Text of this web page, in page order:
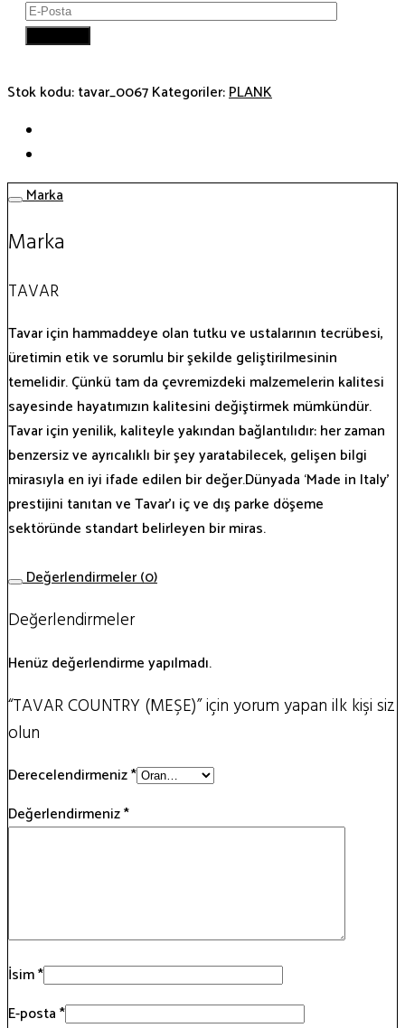
Stok kodu:tavar_0067Kategoriler:PLANK
Marka
Marka
TAVAR
Tavar için hammaddeye olan tutku ve ustalarının tecrübesi,
üretimin etik ve sorumlu bir şekilde geliştirilmesinin
temelidir. Çünkü tam da çevremizdeki malzemelerin kalitesi
sayesinde hayatımızın kalitesini değiştirmek mümkündür.
Tavar için yenilik, kaliteyle yakından bağlantılıdır: her zaman
benzersiz ve ayrıcalıklı bir şey yaratabilecek, gelişen bilgi
mirasıyla en iyi ifade edilen bir değer.Dünyada ‘Made in Italy’
prestijini tanıtan ve Tavar’ı iç ve dış parke döşeme
sektöründe standart belirleyen bir miras.
Değerlendirmeler (0)
Değerlendirmeler
Henüz değerlendirme yapılmadı.
“TAVAR COUNTRY (MEŞE)” için yorum yapan ilk kişi siz
olun
Derecelendirmeniz*
Değerlendirmeniz*
İsim*
E-posta*